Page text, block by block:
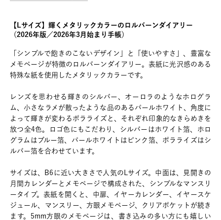
【Lサイズ】輝くメタリックカラーのロルバーンダイアリー
（2026年版／2026年3月始まり手帳）
「シンプルで飽きのこないデザイン」と「使いやすさ」、豊富な
メモページが特徴のロルバーンダイアリー。表紙に光沢感のある
特殊な紙を使用したメタリックカラーです。
レンズを思わせる輝きのシルバー、オーロラのようなホログラ
ム、小さなラメが散ったような品のあるパールホワイト、角度に
よって輝きが変わるポラライズと、それぞれ印象的なきらめきを
放つ全4色。ロゴ色にもこだわり、シルバーはホワイト箔、ホロ
グラムはブルー箔、パールホワイトはピンク箔、ポラライズはシ
ルバー箔を合わせています。
サイズは、B6に近い大きさで人気のLサイズ。中面は、見開きの
月間カレンダーとメモページで構成された、シンプルなマンスリ
ータイプ。表紙を開くと、中扉、イヤーカレンダー、イヤースケ
ジュール、マンスリー、方眼メモページ、クリアポケットが続き
ます。5mm方眼のメモページは、書き込みの多い方にも嬉しい